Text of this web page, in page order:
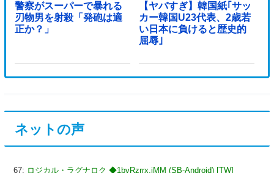
警察がスーパーで暴れる
刃物男を射殺「発砲は適
正か？」
【ヤバすぎ】韓国紙｢サッ
カー韓国U23代表、2歳若
い日本に負けると歴史的
屈辱｣
ネットの声
67: ロジカル・ラグナロク ◆1bvRzrrx.jMM (SB-Android) [TW]